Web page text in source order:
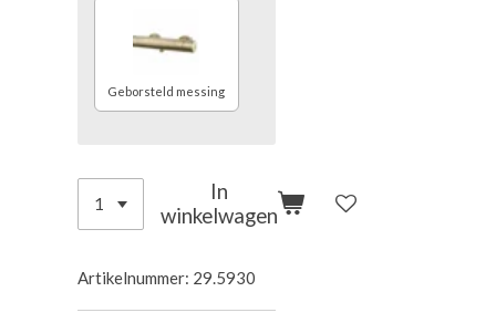
Geborsteld messing
In
winkelwagen
Artikelnummer: 29.5930